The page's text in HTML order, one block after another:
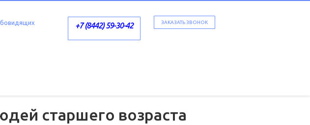
ЗАКАЗАТЬ ЗВОНОК
+7 (8442) 59-30-42
старшего возраста